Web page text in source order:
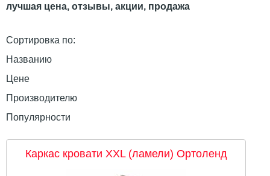
лучшая цена, отзывы, акции, продажа
Сортировка по:
Названию
Цене
Производителю
Популярности
Каркас кровати XXL (ламели) Ортоленд